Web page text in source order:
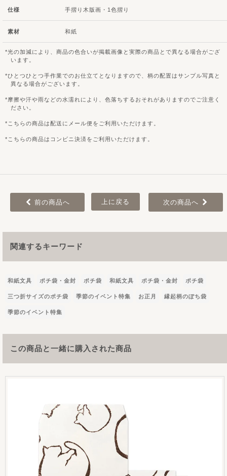
仕様 手摺り木版画・1色摺り
素材 和紙
光の加減により、商品の色合いが掲載画像と実際の商品とで異なる場合がござ
います。
ひとつひとつ手作業でのお仕立てとなりますので、柄の配置はサンプル写真と
異なる場合がございます。
摩擦や汗や雨などの水濡れにより、色落ちするおそれがありますのでご注意く
ださい。
こちらの商品は配送にメール便をご利用いただけます。
こちらの商品はコンビニ決済をご利用いただけます。
前の商品へ 上に戻る 次の商品へ
関連するキーワード
和紙文具 ポチ袋・金封 ポチ袋 和紙文具 ポチ袋・金封 ポチ袋
三つ折サイズのポチ袋 季節のイベント特集 お正月 縁起柄のぽち袋
季節のイベント特集
この商品と一緒に購入された商品